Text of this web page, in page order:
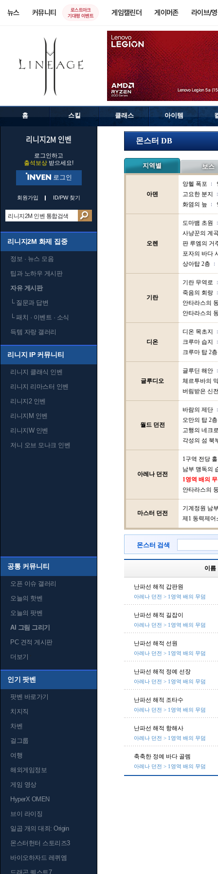
뉴스 커뮤니티
로스트아크
기대평 이벤트
게임캘린더 게이머존 라이브/
홈 스킬 클래스 아이템
리니지2M 인벤
로그인하고
출석보상 받으세요!
로그인
회원가입 ID/PW 찾기
리니지2M 화제 집중
정보 · 뉴스 모음
팁과 노하우 게시판
자유 게시판
└질문과 답변
└패치 · 이벤트 · 소식
득템 자랑 갤러리
리니지 IP 커뮤니티
리니지 클래식 인벤
리니지 리마스터 인벤
리니지2 인벤
리니지M 인벤
리니지W 인벤
저니 오브 모나크 인벤
공통 커뮤니티
오픈 이슈 갤러리
오늘의 핫벤
오늘의 팟벤
AI 그림 그리기
PC 견적 게시판
더보기
인기 팟벤
팟벤 바로가기
치지직
차벤
걸그룹
여행
해외게임정보
게임 영상
HyperX OMEN
브이 라이징
일곱 개의 대죄: Origin
몬스터헌터 스토리즈3
바이오하자드 레퀴엠
드래곤 퀘스트7
몬스터 DB
지역별 보스
아덴
앙헬 폭포
고요한 분지
화염의 늪
오렌
도마뱀 초원
사냥꾼의 계
판 루엠의 거
포자의 바다
상아탑 2층
기란
기란 무역로
죽음의 회랑
안타라스의
안타라스의
디온
디온 목초지
크루마 습지
크루마 탑 2층
글루디오
글루딘 해안
체르투바의
버림받은 신
월드 던전
바람의 제단
오만의 탑 2층
고행의 네크
각성의 섬 북
아레나 던전
1구역 전당 홀
남부 맹독의
1영역 배의
안타라스의
마스터 던전
기계정원 남
제1 동력제어
몬스터 검색
이름
난파선 해적 갑판원
아레나 던전 > 1영역 배의 무덤
난파선 해적 길잡이
아레나 던전 > 1영역 배의 무덤
난파선 해적 선원
아레나 던전 > 1영역 배의 무덤
난파선 해적 정예 선장
아레나 던전 > 1영역 배의 무덤
난파선 해적 조타수
아레나 던전 > 1영역 배의 무덤
난파선 해적 항해사
아레나 던전 > 1영역 배의 무덤
축축한 정예 바다 골렘
아레나 던전 > 1영역 배의 무덤